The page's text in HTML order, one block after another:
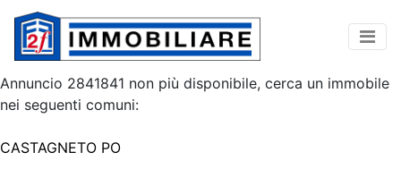
Annuncio 2841841 non più disponibile, cerca un immobile
nei seguenti comuni:
CASTAGNETO PO